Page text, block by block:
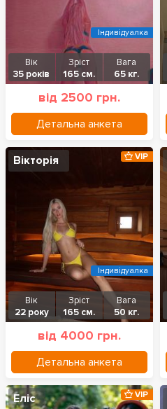
Вік
35 років
Зріст
165 см.
Вага
65 кг.
від 2500 грн.
Детальна анкета
Індивідуалка
Вікторія
Вік
22 року
Зріст
165 см.
Вага
50 кг.
від 4000 грн.
Детальна анкета
VIP
Індивідуалка
Еліс VIP